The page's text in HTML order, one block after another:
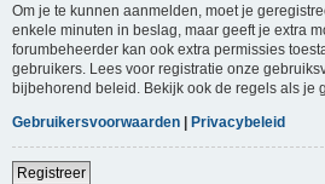
Om je te kunnen aanmelden, moet je
enkele minuten in beslag, maar geeft je extra
forumbeheerder kan ook extra permissies
gebruikers. Lees voor registratie onze
bijbehorend beleid. Bekijk ook de regels als je
Gebruikersvoorwaarden | Privacybeleid
Registreer